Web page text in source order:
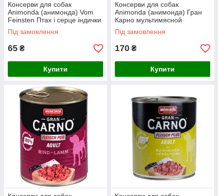
Консерви для собак
Animonda (анимонда) Vom
Feinsten Птах і серце індички
для цуценят
Під замовлення
65 ₴
Купити
Консерви для собак
Animonda (анимонда) Гран
Карно мультимясной
коктейль для собак
Під замовлення
170 ₴
Купити